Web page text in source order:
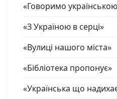
«Говоримо
«З Україною в серці»
«Вулиці нашого міста»
«Бібліотека пропонує»
«Українська що